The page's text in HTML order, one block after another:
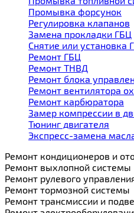
Промывка форсунок
Регулировка клапанов
Замена прокладки ГБЦ
Снятие или установка
Ремонт ГБЦ
Ремонт ТНВД
Ремонт блока
Ремонт вентилятора
Ремонт карбюратора
Замер компрессии в
Тюнинг двигателя
Экспресс-замена
Ремонт кондиционеров и
Ремонт выхлопной системы
Ремонт рулевого
Ремонт тормозной системы
Ремонт трансмиссии и